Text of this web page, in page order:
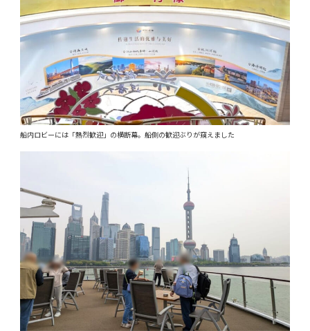
船内ロビーには「熱烈歓迎」の横断幕。船側の歓迎ぶりが窺えました